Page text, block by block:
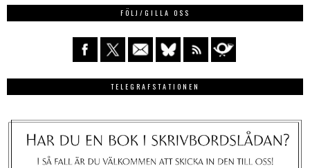
FÖLJ/GILLA OSS
TELEGRAFSTATIONEN